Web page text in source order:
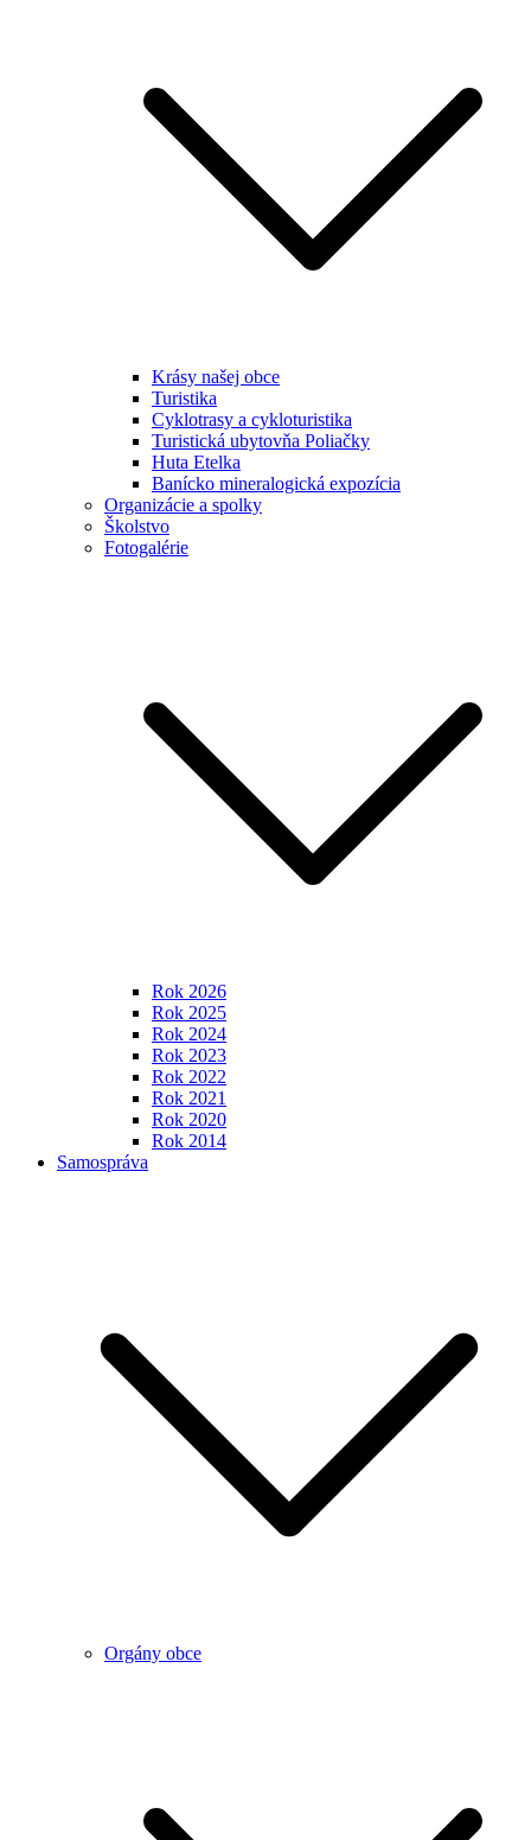
Krásy našej obce
Turistika
Cyklotrasy a cykloturistika
Turistická ubytovňa Poliačky
Huta Etelka
Banícko mineralogická expozícia
Organizácie a spolky
Školstvo
Fotogalérie
Rok 2026
Rok 2025
Rok 2024
Rok 2023
Rok 2022
Rok 2021
Rok 2020
Rok 2014
Samospráva
Orgány obce